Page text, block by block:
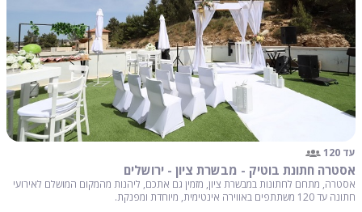
עד 120
אסטרה חתונת בוטיק - מבשרת ציון - ירושלים
אסטרה, מתחם לחתונות במבשרת ציון, מזמין גם אתכם, ליהנות מהמקום המושלם לאירועי
חתונה עד 120 משתתפים באווירה אינטימית, מיוחדת ומפנקת.